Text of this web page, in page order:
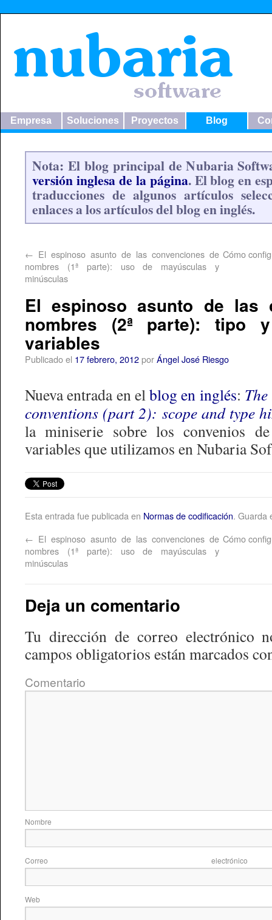
Empresa Soluciones Proyectos Blog
Nota: El blog principal de Nubaria
versión inglesa de la página. El blog en
traducciones de algunos artículos
enlaces a los artículos del blog en inglés.
← El espinoso asunto de las convenciones de
nombres (1ª parte): uso de mayúsculas y
minúsculas
Cómo
El espinoso asunto de las
nombres (2ª parte): tipo
variables
Publicado el 17 febrero, 2012porÁngel José Riesgo
Nueva entrada en elblog en inglés:
conventions (part 2): scope and type
la miniserie sobre los convenios
variables que utilizamos en Nubaria
Esta entrada fue publicada en Normas de codificación. Guarda
← El espinoso asunto de las convenciones de
nombres (1ª parte): uso de mayúsculas y
minúsculas
Cómo
Deja un comentario
Tu dirección de correo electrónico
campos obligatorios están marcados
Comentario
Correo
Web